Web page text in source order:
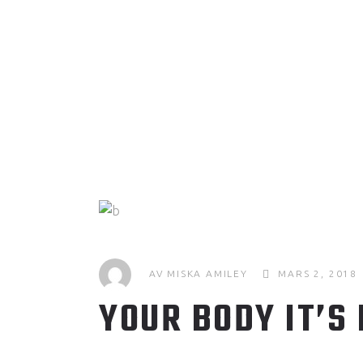
AV MISKA AMILEY MARS 2, 2018
YOUR BODY